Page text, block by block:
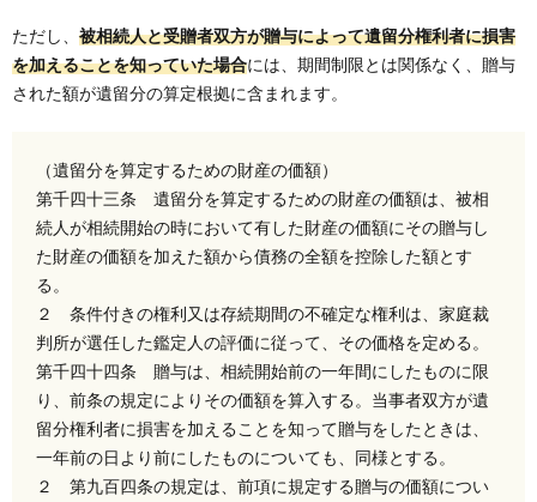
ただし、 被相続人と受贈者双方が贈与によって遺留分権利者に損害
を加えることを知っていた場合には、期間制限とは関係なく、贈与
された額が遺留分の算定根拠に含まれます。
（遺留分を算定するための財産の価額）
第千四十三条 遺留分を算定するための財産の価額は、被相
続人が相続開始の時において有した財産の価額にその贈与し
た財産の価額を加えた額から債務の全額を控除した額とす
る。
２ 条件付きの権利又は存続期間の不確定な権利は、家庭裁
判所が選任した鑑定人の評価に従って、その価格を定める。
第千四十四条 贈与は、相続開始前の一年間にしたものに限
り、前条の規定によりその価額を算入する。当事者双方が遺
留分権利者に損害を加えることを知って贈与をしたときは、
一年前の日より前にしたものについても、同様とする。
２ 第九百四条の規定は、前項に規定する贈与の価額につい